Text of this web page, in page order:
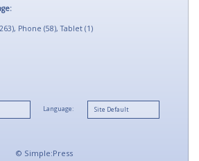
Phone (58), Tablet (1)
Language:
© Simple:Press